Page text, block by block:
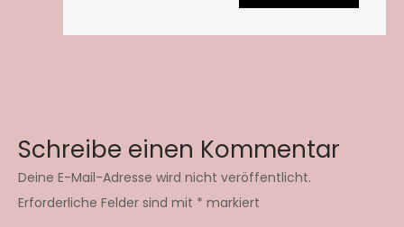
Schreibe einen Kommentar
Deine E-Mail-Adresse wird nicht veröffentlicht.
Erforderliche Felder sind mit * markiert